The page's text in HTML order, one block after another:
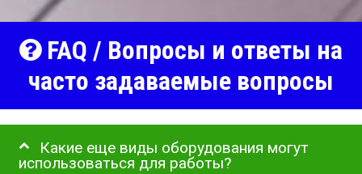
FAQ / Вопросы и ответы на
часто задаваемые вопросы
Какие еще виды оборудования могут
использоваться для работы?